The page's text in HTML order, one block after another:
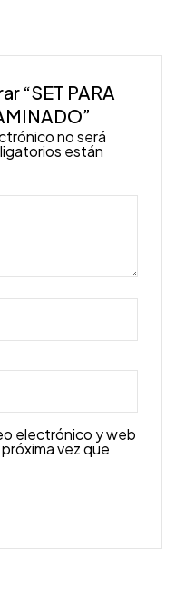
“SET PARA
no será
están
electrónico y web
vez que